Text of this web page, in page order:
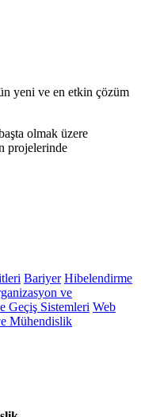
yeni ve en etkin çözüm
olmak üzere
projelerinde
Bariyer Hibelendirme
ve
Geçiş Sistemleri Web
Mühendislik